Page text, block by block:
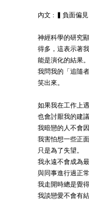
內文 : ▍負面偏見
神經科學的研究
得多，這表示著
能是演化的結果。
我問我的「追隨
笑出來。
如果我在工作上
也會討厭我的建議
我暗戀的人不會
我害怕想一些正
只是為了失望。
我永遠不會成為
與同事進行過正
我走開時總是覺
我談戀愛不會有結